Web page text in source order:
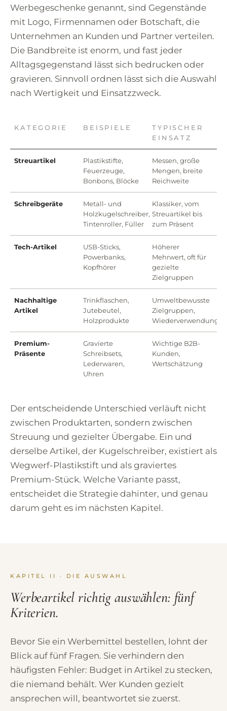
Werbegeschenke genannt, sind Gegenstände
mit Logo, Firmennamen oder Botschaft, die
Unternehmen an Kunden und Partner verteilen.
Die Bandbreite ist enorm, und fast jeder
Alltagsgegenstand lässt sich bedrucken oder
gravieren. Sinnvoll ordnen lässt sich die Auswahl
nach Wertigkeit und Einsatzzweck.
KATEGORIE BEISPIELE
TYPISCHER
EINSATZ
Streuartikel
Plastikstifte,
Feuerzeuge,
Bonbons, Blöcke
Messen, große
Mengen, breite
Reichweite
Schreibgeräte
Metall- und
Holzkugelschreiber,
Tintenroller, Füller
Klassiker, vom
Streuartikel bis
zum Präsent
Tech-Artikel
USB-Sticks,
Powerbanks,
Kopfhörer
Höherer
Mehrwert, oft für
gezielte
Zielgruppen
Nachhaltige
Artikel
Trinkflaschen,
Jutebeutel,
Holzprodukte
Umweltbewusste
Zielgruppen,
Wiederverwendung
Premium-
Präsente
Gravierte
Schreibsets,
Lederwaren,
Uhren
Wichtige B2B-
Kunden,
Wertschätzung
Der entscheidende Unterschied verläuft nicht
zwischen Produktarten, sondern zwischen
Streuung und gezielter Übergabe. Ein und
derselbe Artikel, der Kugelschreiber, existiert als
Wegwerf-Plastikstift und als graviertes
Premium-Stück. Welche Variante passt,
entscheidet die Strategie dahinter, und genau
darum geht es im nächsten Kapitel.
KAPITEL II · DIE AUSWAHL
Werbeartikel richtig auswählen: fünf
Kriterien.
Bevor Sie ein Werbemittel bestellen, lohnt der
Blick auf fünf Fragen. Sie verhindern den
häufigsten Fehler: Budget in Artikel zu stecken,
die niemand behält. Wer Kunden gezielt
ansprechen will, beantwortet sie zuerst.